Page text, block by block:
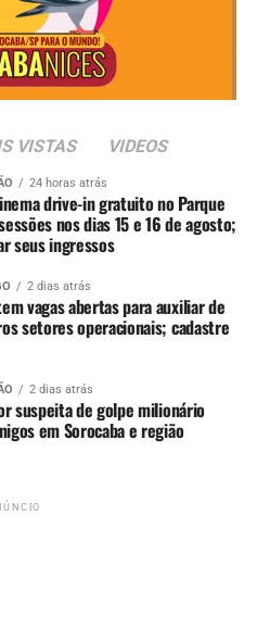
a trilhar sua carreira
pela música ao subir
cantor sorocabano
da criação da banda de
em 2021, lançou seu
as sonoridades do R&B,
cada vez mais, Lalis
e Musical Dr. Carlos
VISTAS VIDEOS
24 horas atrás
drive-in gratuito no Parque
nos dias 15 e 16 de agosto;
seus ingressos
2 dias atrás
vagas abertas para auxiliar de
setores operacionais; cadastre
2 dias atrás
suspeita de golpe milionário
em Sorocaba e região